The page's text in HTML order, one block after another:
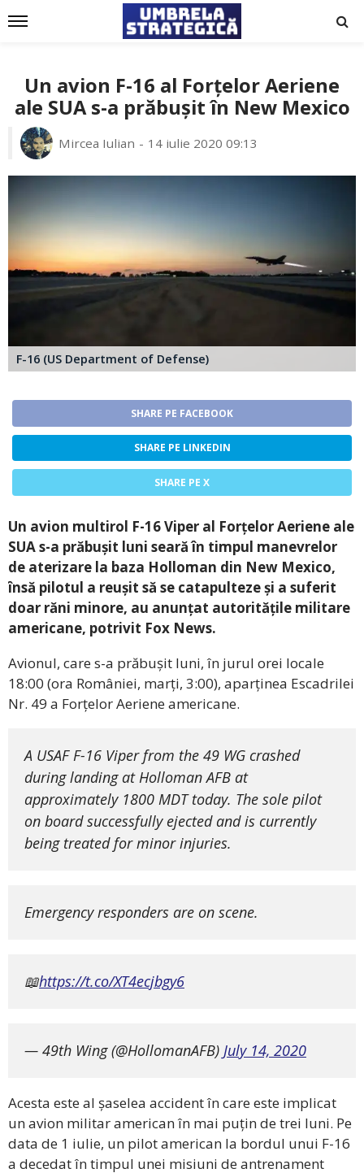
Un avion F-16 al Forțelor Aeriene
ale SUA s-a prăbușit în New Mexico
Mircea Iulian 14 iulie 2020 09:13
F-16 (US Department of Defense)
SHARE PE FACEBOOK
SHARE PE LINKEDIN
SHARE PE X
Un avion multirol F-16 Viper al Forțelor Aeriene ale
SUA s-a prăbușit luni seară în timpul manevrelor
de aterizare la baza Holloman din New Mexico,
însă pilotul a reușit să se catapulteze și a suferit
doar răni minore, au anunțat autoritățile militare
americane, potrivit Fox News.
Avionul, care s-a prăbușit luni, în jurul orei locale
18:00 (ora României, marți, 3:00), aparținea Escadrilei
Nr. 49 a Forțelor Aeriene americane.
A USAF F-16 Viper from the 49 WG crashed
during landing at Holloman AFB at
approximately 1800 MDT today. The sole pilot
on board successfully ejected and is currently
being treated for minor injuries.
Emergency responders are on scene.
📖https://t.co/XT4ecjbgy6
— 49th Wing (@HollomanAFB) July 14, 2020
Acesta este al șaselea accident în care este implicat
un avion militar american în mai puțin de trei luni. Pe
data de 1 iulie, un pilot american la bordul unui F-16
a decedat în timpul unei misiuni de antrenament